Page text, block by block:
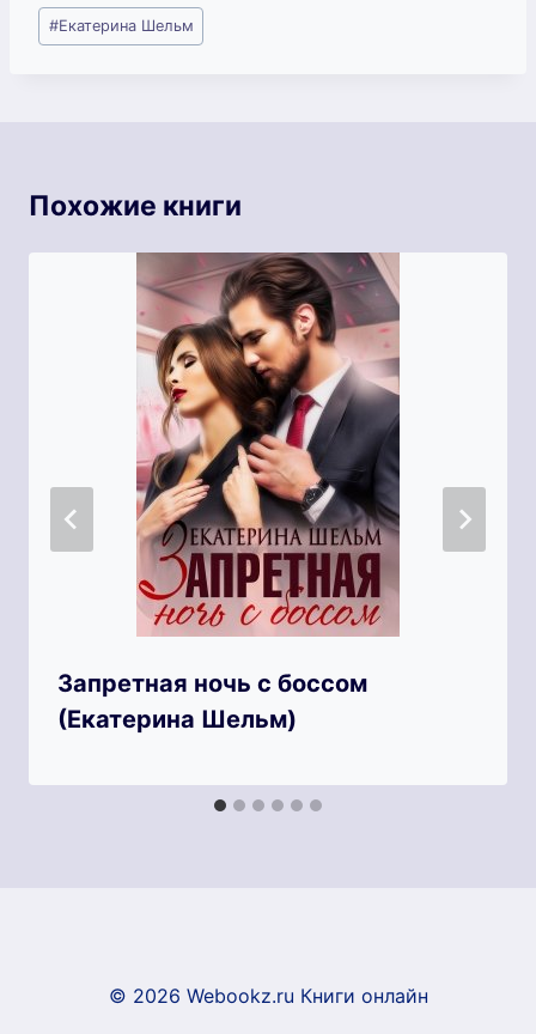
Метки
записи:
#Екатерина Шельм
Похожие книги
Запретная ночь с боссом
(Екатерина Шельм)
© 2026 Webookz.ru Книги онлайн